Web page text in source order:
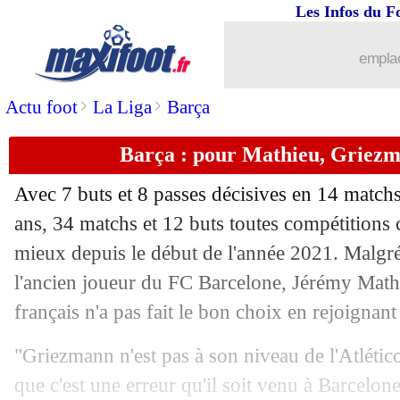
Actu foot> La Liga> Barça
Les Infos du
Barça : pour Mathieu,
Avec 7 buts et 8 passes décisives en 14
ans, 34 matchs et 12 buts toutes compétitions
mieux depuis le début de l'année 2021.
l'ancien joueur du FC Barcelone, Jérémy
français n'a pas fait le bon choix en
"Griezmann n'est pas à son niveau de
que c'est une erreur qu'il soit venu à
Atalanta : décès du jeune Ta Bi
23/02 Barça: Koeman prend la défense de
: Bielsa pas pressé de prolonger
23/02 Bayern: Coman explique les
23/02 Barça: Coutinho loin d'un retour...
23/02 Lyon : Garcia marqué par son arrivée
23/02 Man Utd: Badiashile n'a aucun regret
: Reina raconte son transfert raté